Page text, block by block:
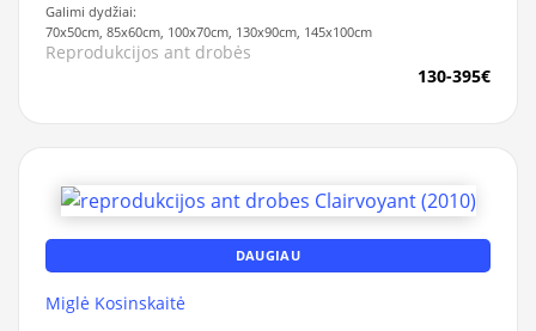
Galimi dydžiai:
70x50cm, 85x60cm, 100x70cm, 130x90cm, 145x100cm
Reprodukcijos ant drobės
130-395€
DAUGIAU
Miglė Kosinskaitė